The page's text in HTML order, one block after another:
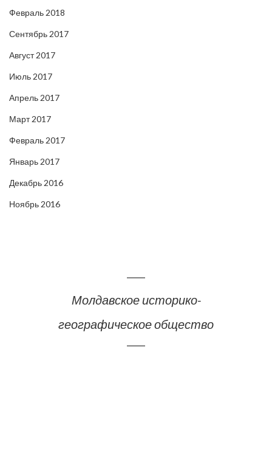
Февраль 2018
Сентябрь 2017
Август 2017
Июль 2017
Апрель 2017
Март 2017
Февраль 2017
Январь 2017
Декабрь 2016
Ноябрь 2016
Молдавское историко-
географическое общество